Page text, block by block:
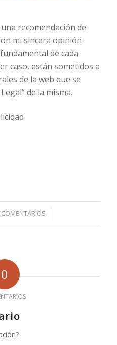
recomendación de
mi sincera opinión
de cada
caso, están sometidos a
de la web que se
de la misma.
COMENTARIOS
/
0